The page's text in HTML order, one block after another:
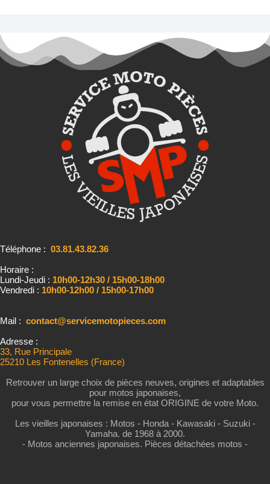
Téléphone : 03.81.43.82.36
Horaire :
Lundi-Jeudi : 10h00-12h30 / 15h00-18h00
Vendredi : 10h00-12h00 / 15h00-17h00
Mail : contact@servicemotopieces.com
Adresse :
33, Rue Principale
25210 Les Fontenelles (France)
Retrouver un large choix de pièces neuves, origines et adaptables
pour motos japonaises,
pour vous permettre la remise en état ORIGINE de votre Moto.
Les vieilles japonaises : Motos - Honda - Kawasaki - Suzuki -
Yamaha. de 1968 à 2000.
- Motos anciennes japonaises. Pièces détachées motos -